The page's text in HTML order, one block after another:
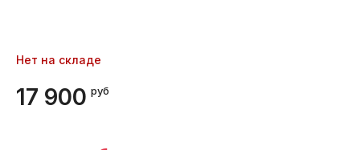
Нет на складе
17 900 руб